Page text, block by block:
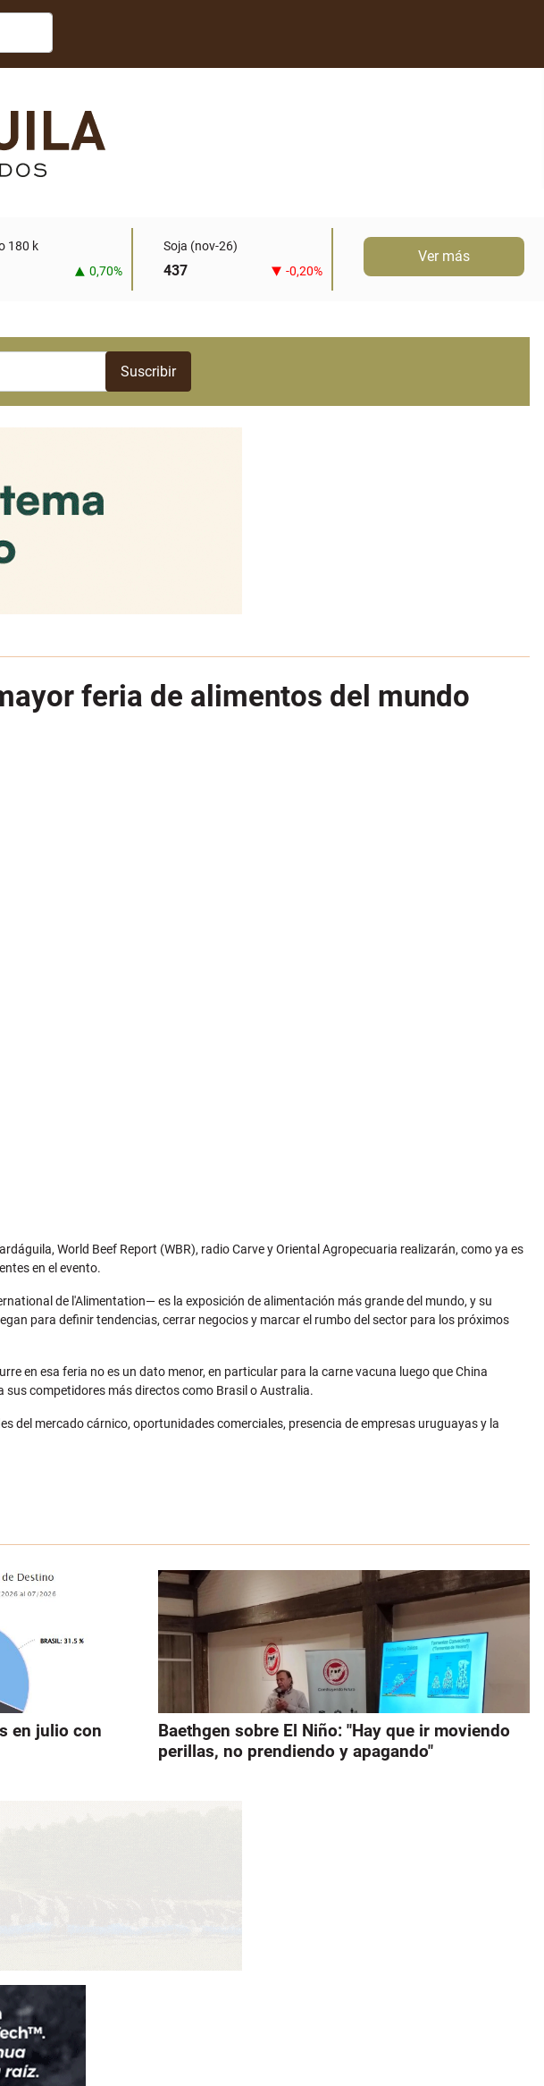
180 k
0,70%
Soja (nov-26)
437 -0,20%
Ver más
feria de alimentos del mundo
World Beef Report (WBR), radio Carve y Oriental Agropecuaria realizarán, como ya es
en el evento.
de l'Alimentation— es la exposición de alimentación más grande del mundo, y su
para definir tendencias, cerrar negocios y marcar el rumbo del sector para los próximos
en esa feria no es un dato menor, en particular para la carne vacuna luego que China
competidores más directos como Brasil o Australia.
del mercado cárnico, oportunidades comerciales, presencia de empresas uruguayas y la
en julio con
Baethgen sobre El Niño: "Hay que ir moviendo
perillas, no prendiendo y apagando"